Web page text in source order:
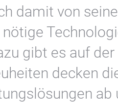
damit von
gibt es auf
decken
ab